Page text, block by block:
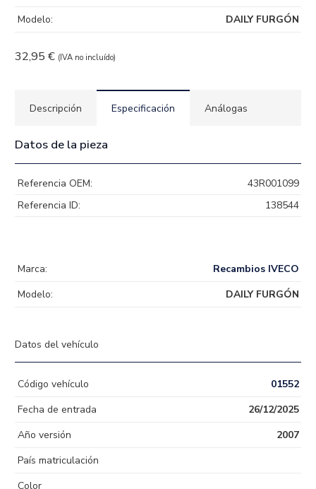
32,95 € (IVA no incluído)
Modelo:
DAILY FURGÓN
Descripción Especificación Análogas
Datos de la pieza
Referencia OEM:
43R001099
Referencia ID:
138544
Marca:
Recambios IVECO
Modelo:
DAILY FURGÓN
Datos del vehículo
Código vehículo
01552
Fecha de entrada
26/12/2025
Año versión
2007
País matriculación
Color